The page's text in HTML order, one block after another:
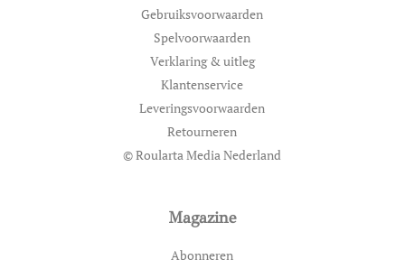
Gebruiksvoorwaarden
Spelvoorwaarden
Verklaring & uitleg
Klantenservice
Leveringsvoorwaarden
Retourneren
© Roularta Media Nederland
Magazine
Abonneren